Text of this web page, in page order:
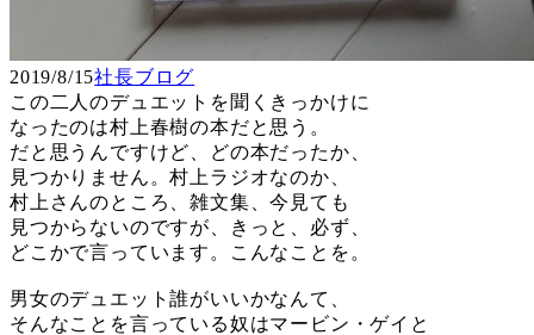
2019/8/15社長ブログ
この二人のデュエットを聞くきっかけに
なったのは村上春樹の本だと思う。
だと思うんですけど、どの本だったか、
見つかりません。村上ラジオなのか、
村上さんのところ、雑文集、今見ても
見つからないのですが、きっと、必ず、
どこかで言っています。こんなことを。
男女のデュエット誰がいいかなんて、
そんなことを言っている奴はマービン・ゲイと